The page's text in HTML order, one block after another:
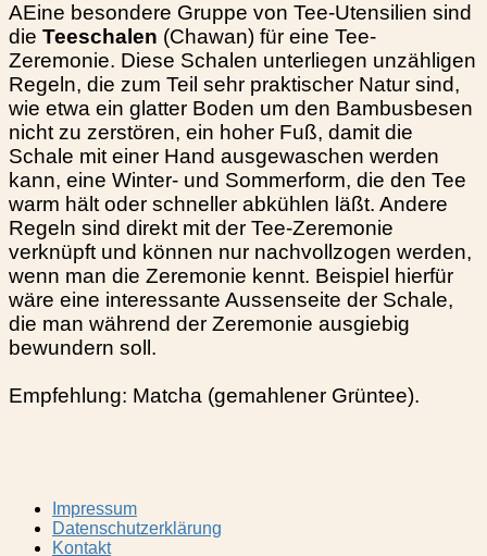
AEine besondere Gruppe von Tee-Utensilien sind
die Teeschalen (Chawan) für eine Tee-
Zeremonie. Diese Schalen unterliegen unzähligen
Regeln, die zum Teil sehr praktischer Natur sind,
wie etwa ein glatter Boden um den Bambusbesen
nicht zu zerstören, ein hoher Fuß, damit die
Schale mit einer Hand ausgewaschen werden
kann, eine Winter- und Sommerform, die den Tee
warm hält oder schneller abkühlen läßt. Andere
Regeln sind direkt mit der Tee-Zeremonie
verknüpft und können nur nachvollzogen werden,
wenn man die Zeremonie kennt. Beispiel hierfür
wäre eine interessante Aussenseite der Schale,
die man während der Zeremonie ausgiebig
bewundern soll.
Empfehlung: Matcha (gemahlener Grüntee).
Impressum
Datenschutzerklärung
Kontakt